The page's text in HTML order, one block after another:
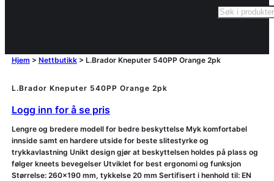
Products
Hjem > Nettbutikk> L.Brador Kneputer 540PP Orange 2pk
L.Brador Kneputer 540PP Orange 2pk
Logg inn for å se pris
Lengre og bredere modell for bedre beskyttelse Myk komfortabel
innside samt en hardere utside for beste slitestyrke og
trykkavlastning Unikt design gjør at beskyttelsen holdes på plass og
følger kneets bevegelser Utviklet for best ergonomi og funksjon
Størrelse: 260×190 mm, tykkelse 20 mm Sertifisert i henhold til: EN